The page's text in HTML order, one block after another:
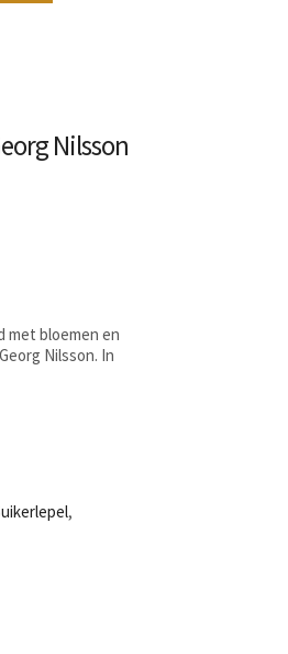
Nilsson
met bloemen en
Nilsson. In
,